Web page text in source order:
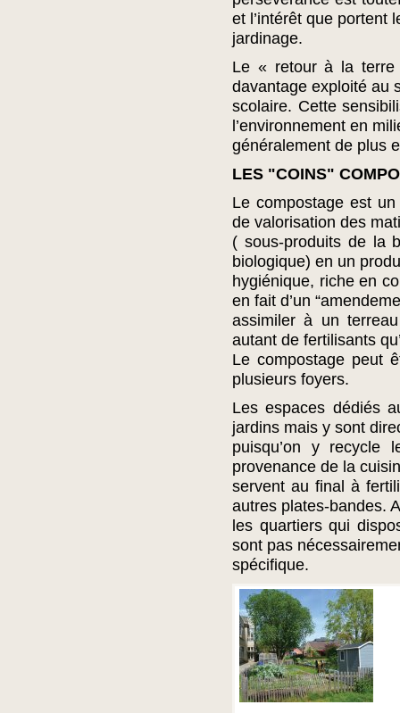
et l’intérêt que portent
jardinage.
Le « retour à la terre
davantage exploité au
scolaire. Cette
l’environnement en
généralement de plus
LES "COINS"
Le compostage est
de valorisation des
( sous-produits de la
biologique) en un
hygiénique, riche en
en fait d’un
assimiler à un
autant de fertilisants
Le compostage peut
plusieurs foyers.
Les espaces dédiés
jardins mais y sont
puisqu’on y recycle
provenance de la
servent au final à
autres plates-bandes.
les quartiers qui
sont pas
spécifique.